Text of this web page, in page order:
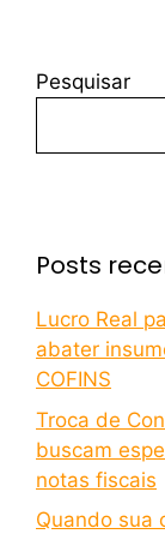
Pesquisar
Posts
Lucro Real
abater
COFINS
Troca de
buscam
notas fiscais
Quando sua